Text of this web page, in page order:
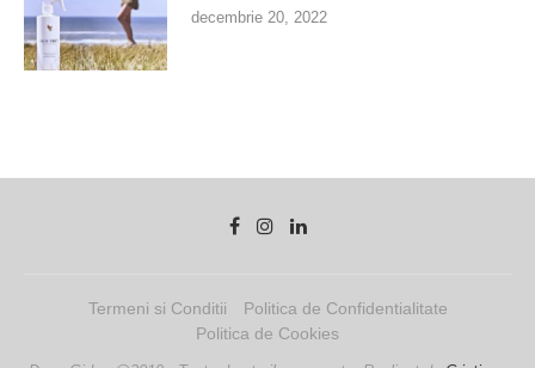
decembrie 20, 2022
Termeni si Conditii
Politica de Confidentialitate
Politica de Cookies